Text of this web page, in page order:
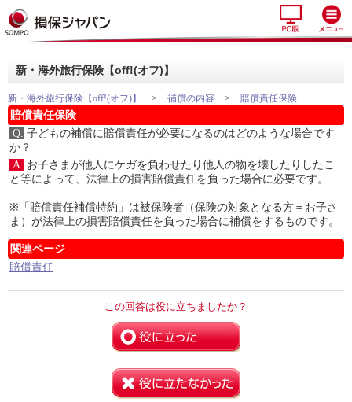
新・海外旅行保険【off!(オフ)】
新・海外旅行保険【off!(オフ)】 > 補償の内容 > 賠償責任保険
賠償責任保険
Q. 子どもの補償に賠償責任が必要になるのはどのような場合です
か？
A. お子さまが他人にケガを負わせたり他人の物を壊したりしたこ
と等によって、法律上の損害賠償責任を負った場合に必要です。
※「賠償責任補償特約」は被保険者（保険の対象となる方＝お子さ
ま）が法律上の損害賠償責任を負った場合に補償をするものです。
関連ページ
賠償責任
この回答は役に立ちましたか？